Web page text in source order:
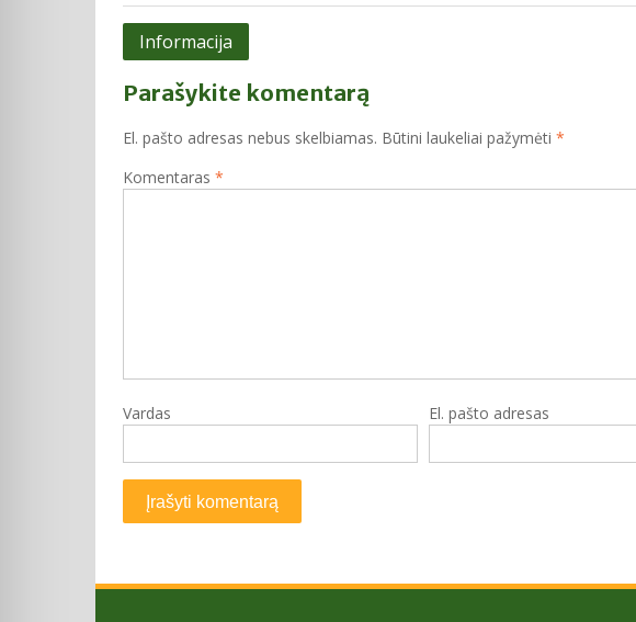
Navigacija
įrašų
Informacija
Parašykite komentarą
El. pašto adresas nebus skelbiamas. Būtini laukeliai pažymėti *
Komentaras *
Vardas El. pašto adresas